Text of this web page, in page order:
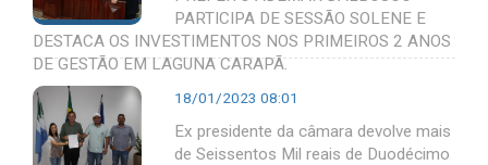
PARTICIPA DE SESSÃO SOLENE E
DESTACA OS INVESTIMENTOS NOS PRIMEIROS 2 ANOS
DE GESTÃO EM LAGUNA CARAPÃ.
18/01/2023 08:01
Ex presidente da câmara devolve mais
de Seissentos Mil reais de Duodécimo